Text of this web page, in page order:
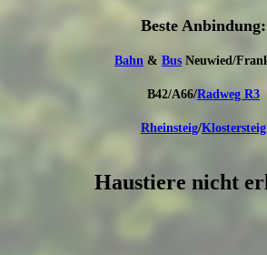
Beste An­bindung:
Bahn & Bus Neuwied/
B42/A66/Radweg R3
Rheinsteig/Klostersteig
Haustiere nicht